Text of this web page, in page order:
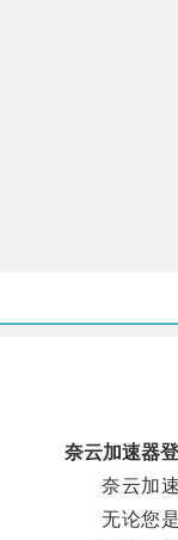
奈云加速器
奈云加速
无论您是